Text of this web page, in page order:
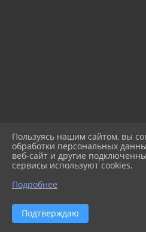
Сведения о доходах,
обязательствах
За 2021 год
За 2020 год
За 2019 год
Пользуясь нашим сайтом, вы
обработки персональных
веб-сайт и другие
сервисы используют cookies.
Подробнее
Подтверждаю